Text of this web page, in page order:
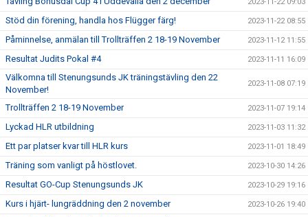
2023-11-22 09:03
Stöd din förening, handla hos Flügger färg! 2023-11-22 08:55
Påminnelse, anmälan till Trollträffen 2 18-19 November 2023-11-12 11:55
Resultat Judits Pokal #4 2023-11-11 16:09
Välkomna till Stenungsunds JK träningstävling den 22
November!
2023-11-08 07:19
Trollträffen 2 18-19 November 2023-11-07 19:14
Lyckad HLR utbildning 2023-11-03 11:32
Ett par platser kvar till HLR kurs 2023-11-01 18:49
Träning som vanligt på höstlovet. 2023-10-30 14:26
Resultat GO-Cup Stenungsunds JK 2023-10-29 19:16
Kurs i hjärt- lungräddning den 2 november 2023-10-26 19:40